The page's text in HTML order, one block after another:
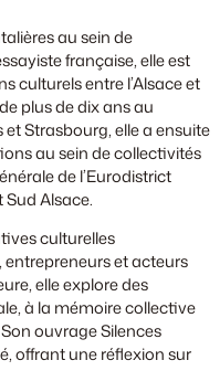
au sein de
française, elle est
culturels entre l’Alsace et
plus de dix ans au
Strasbourg, elle a ensuite
au sein de collectivités
de l’Eurodistrict
Alsace.
culturelles
et acteurs
elle explore des
à la mémoire collective
ouvrageSilences
offrant une réflexion sur